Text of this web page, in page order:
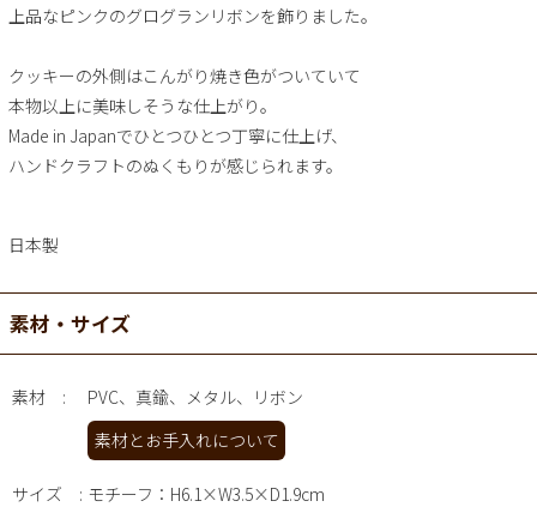
上品なピンクのグログランリボンを飾りました。
クッキーの外側はこんがり焼き色がついていて
本物以上に美味しそうな仕上がり。
Made in Japanでひとつひとつ丁寧に仕上げ、
ハンドクラフトのぬくもりが感じられます。
日本製
素材・サイズ
素材
PVC、真鍮、メタル、リボン
素材とお手入れについて
サイズ モチーフ：H6.1×W3.5×D1.9cm